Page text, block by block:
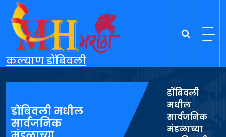
content
कल्याण डोंबिवली
डोंबिवली मधील
सार्वजनिक
डोंबिवली
मधील
सार्वजनिक
मंडळाच्या